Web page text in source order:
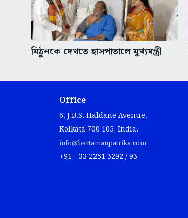
মিঠুনকে দেখতে হাসপাতালে মুখ্যমন্ত্রী
Office
6, J.B.S. Haldane Avenue,
Kolkata 700 105, India.
info@bartamanpatrika.com
+91 - 33 2251 3292 / 93